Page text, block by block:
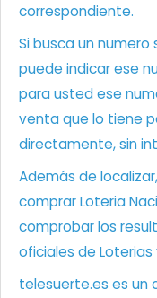
correspondiente.
Si busca un
puede indicar ese
para usted ese
venta que lo tiene
directamente, sin
Además de
comprar Loteria
comprobar los
oficiales de
telesuerte.es es un